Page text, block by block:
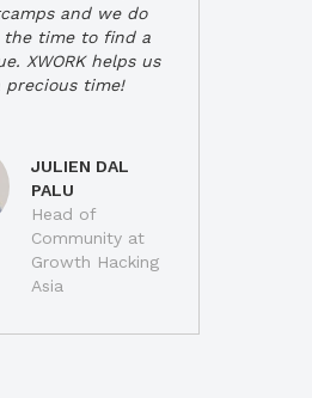
and we do
the time to find a
XWORK helps us
precious time!
JULIEN DAL
PALU
Head of
Community at
Growth Hacking
Asia